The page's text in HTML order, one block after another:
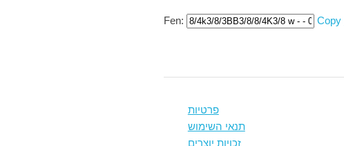
Fen: Copy
פרטיות
תנאי השימוש
זכויות יוצרים